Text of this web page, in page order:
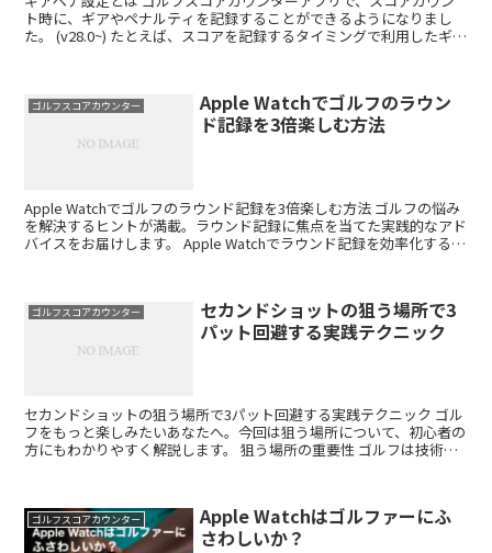
ト時に、ギアやペナルティを記録することができるようになりまし
た。 (v28.0~) たとえば、スコアを記録するタイミングで利用したギア
ゴルフスコアカウンター
Apple Watchでゴルフのラウン
ド記録を3倍楽しむ方法
Apple Watchでゴルフのラウンド記録を3倍楽しむ方法 ゴルフの悩み
を解決するヒントが満載。ラウンド記録に焦点を当てた実践的なアド
バイスをお届けします。 Apple Watchでラウンド記録を効率化するメ
ゴルフスコアカウンター
セカンドショットの狙う場所で3
パット回避する実践テクニック
セカンドショットの狙う場所で3パット回避する実践テクニック ゴル
フをもっと楽しみたいあなたへ。今回は狙う場所について、初心者の
方にもわかりやすく解説します。 狙う場所の重要性 ゴルフは技術だ
ゴルフスコアカウンター
Apple Watchはゴルファーにふ
さわしいか？